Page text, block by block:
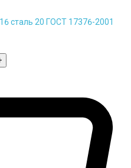
сталь 20 ГОСТ 17376-2001